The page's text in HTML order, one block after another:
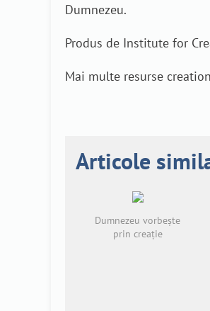
Dumnezeu.
Produs de Institute for
Mai multe resurse
Articole
Dumnezeu vorbește
prin creație